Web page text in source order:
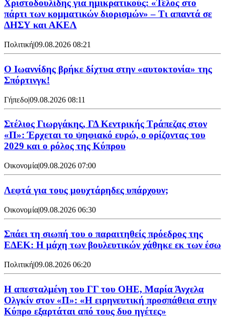
Χριστοδουλίδης για ημικρατικούς: «Τέλος στο
πάρτι των κομματικών διορισμών» – Τι απαντά σε
ΔΗΣΥ και ΑΚΕΛ
Πολιτική|09.08.2026 08:21
Ο Ιωαννίδης βρήκε δίχτυα στην «αυτοκτονία» της
Σπόρτινγκ!
Γήπεδο|09.08.2026 08:11
Στέλιος Γιωργάκης, ΓΔ Κεντρικής Τράπεζας στον
«Π»: Έρχεται το ψηφιακό ευρώ, ο ορίζοντας του
2029 και ο ρόλος της Κύπρου
Οικονομία|09.08.2026 07:00
Λεφτά για τους μουχτάρηδες υπάρχουν;
Οικονομία|09.08.2026 06:30
Σπάει τη σιωπή του ο παραιτηθείς πρόεδρος της
ΕΔΕΚ: Η μάχη των βουλευτικών χάθηκε εκ των έσω
Πολιτική|09.08.2026 06:20
Η απεσταλμένη του ΓΓ του ΟΗΕ, Μαρία Άνχελα
Ολγκίν στον «Π»: «Η ειρηνευτική προσπάθεια στην
Κύπρο εξαρτάται από τους δυο ηγέτες»